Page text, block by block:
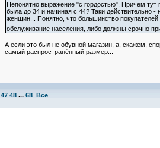
Непонятно выражение "с гордостью". Причем
была до 34 и начиная с 44? Таки действительно
женщин... Понятно, что большинство
обслуживание населения, либо должны срочно
А если это был не обувной магазин, а, скажем,
самый распространённый размер...
47 48 ... 68 Все